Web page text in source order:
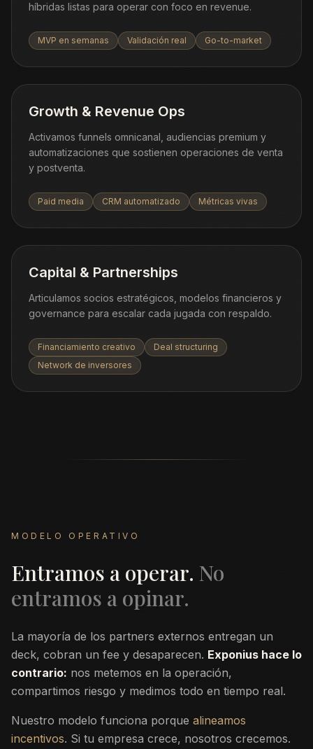
híbridas listas para operar con foco en revenue.
MVP en semanas Validación real Go-to-market
Growth & Revenue Ops
Activamos funnels omnicanal, audiencias premium y
automatizaciones que sostienen operaciones de venta
y postventa.
Paid media CRM automatizado Métricas vivas
Capital & Partnerships
Articulamos socios estratégicos, modelos financieros y
governance para escalar cada jugada con respaldo.
Financiamiento creativo
Deal structuring
Network de inversores
MODELO OPERATIVO
Entramos a operar. No
entramos a opinar.
La mayoría de los partners externos entregan un
deck, cobran un fee y desaparecen. Exponius hace lo
contrario: nos metemos en la operación,
compartimos riesgo y medimos todo en tiempo real.
Nuestro modelo funciona porque alineamos
incentivos. Si tu empresa crece, nosotros crecemos.